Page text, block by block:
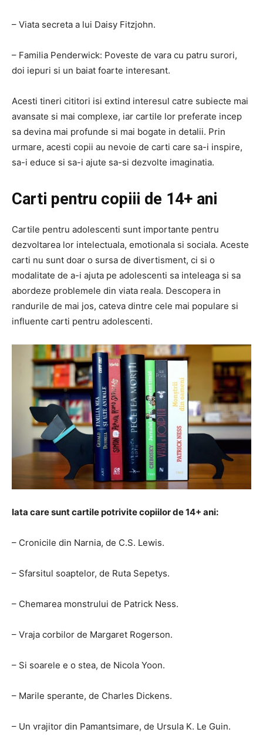
– Viata secreta a lui Daisy Fitzjohn.
– Familia Penderwick: Poveste de vara cu patru surori,
doi iepuri si un baiat foarte interesant.
Acesti tineri cititori isi extind interesul catre subiecte mai
avansate si mai complexe, iar cartile lor preferate incep
sa devina mai profunde si mai bogate in detalii. Prin
urmare, acesti copii au nevoie de carti care sa-i inspire,
sa-i educe si sa-i ajute sa-si dezvolte imaginatia.
Carti pentru copiii de 14+ ani
Cartile pentru adolescenti sunt importante pentru
dezvoltarea lor intelectuala, emotionala si sociala. Aceste
carti nu sunt doar o sursa de divertisment, ci si o
modalitate de a-i ajuta pe adolescenti sa inteleaga si sa
abordeze problemele din viata reala. Descopera in
randurile de mai jos, cateva dintre cele mai populare si
influente carti pentru adolescenti.
Iata care sunt cartile potrivite copiilor de 14+ ani:
– Cronicile din Narnia, de C.S. Lewis.
– Sfarsitul soaptelor, de Ruta Sepetys.
– Chemarea monstrului de Patrick Ness.
– Vraja corbilor de Margaret Rogerson.
– Si soarele e o stea, de Nicola Yoon.
– Marile sperante, de Charles Dickens.
– Un vrajitor din Pamantsimare, de Ursula K. Le Guin.